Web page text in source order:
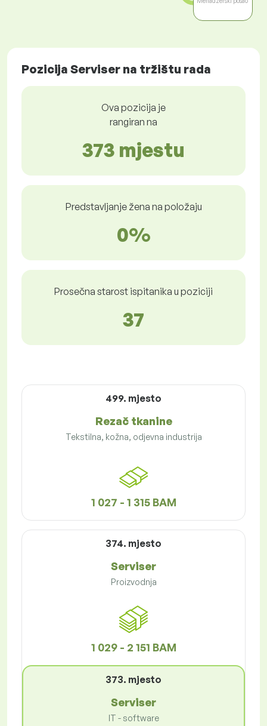
Pozicija Serviser na tržištu rada
Ova pozicija je
rangiran na
373 mjestu
Predstavljanje žena na položaju
0%
Prosečna starost ispitanika u poziciji
37
499. mjesto
Rezač tkanine
Tekstilna, kožna, odjevna industrija
1 027 - 1 315 BAM
374. mjesto
Serviser
Proizvodnja
1 029 - 2 151 BAM
373. mjesto
Serviser
IT - software